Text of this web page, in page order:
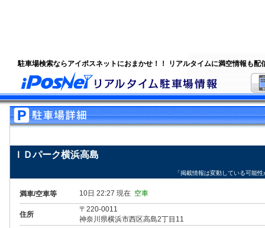
駐車場検索ならアイポスネットにおまかせ！！ リアルタイムに満空情報も配
ＩＤパーク横浜高島
「掲載情報は変動している可能
満車/空車等 10日 22:27 現在 空車
住所
〒220-0011
神奈川県横浜市西区高島2丁目11